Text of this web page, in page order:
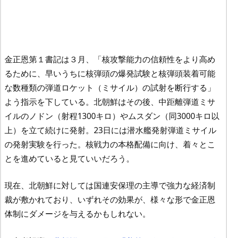
金正恩第１書記は３月、「核攻撃能力の信頼性をより高め
るために、早いうちに核弾頭の爆発試験と核弾頭装着可能
な数種類の弾道ロケット（ミサイル）の試射を断行する」
よう指示を下している。北朝鮮はその後、中距離弾道ミサ
イルのノドン（射程1300キロ）やムスダン（同3000キロ以
上）を立て続けに発射。23日には潜水艦発射弾道ミサイル
の発射実験を行った。核戦力の本格配備に向け、着々とこ
とを進めていると見ていいだろう。
現在、北朝鮮に対しては国連安保理の主導で強力な経済制
裁が敷かれており、いずれその効果が、様々な形で金正恩
体制にダメージを与えるかもしれない。